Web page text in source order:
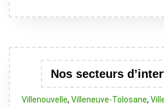
Nos secteurs
Villenouvelle, Villeneuve-Tolosane,